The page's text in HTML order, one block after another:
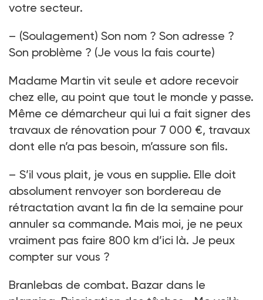
votre secteur.
– (Soulagement) Son nom ? Son adresse ?
Son problème ? (Je vous la fais courte)
Madame Martin vit seule et adore recevoir
chez elle, au point que tout le monde y passe.
Même ce démarcheur qui lui a fait signer des
travaux de rénovation pour 7 000 €, travaux
dont elle n’a pas besoin, m’assure son fils.
– S’il vous plait, je vous en supplie. Elle doit
absolument renvoyer son bordereau de
rétractation avant la fin de la semaine pour
annuler sa commande. Mais moi, je ne peux
vraiment pas faire 800 km d’ici là. Je peux
compter sur vous ?
Branlebas de combat. Bazar dans le